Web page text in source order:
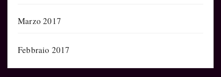
Marzo 2017
Febbraio 2017